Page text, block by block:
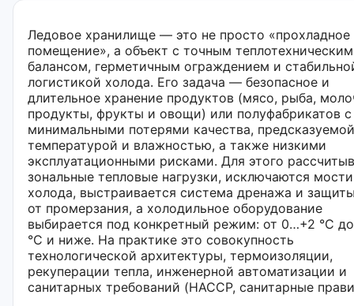
Ледовое хранилище — это не просто «прохладное
помещение», а объект с точным теплотехническим
балансом, герметичным ограждением и
логистикой холода. Его задача — безопасное и
длительное хранение продуктов (мясо, рыба,
продукты, фрукты и овощи) или полуфабрикатов с
минимальными потерями качества, предсказуемой
температурой и влажностью, а также низкими
эксплуатационными рисками. Для этого
зональные тепловые нагрузки, исключаются
холода, выстраивается система дренажа и
от промерзания, а холодильное оборудование
выбирается под конкретный режим: от 0…+2 °C
°C и ниже. На практике это совокупность
технологической архитектуры, термоизоляции,
рекуперации тепла, инженерной автоматизации и
санитарных требований (HACCP, санитарные